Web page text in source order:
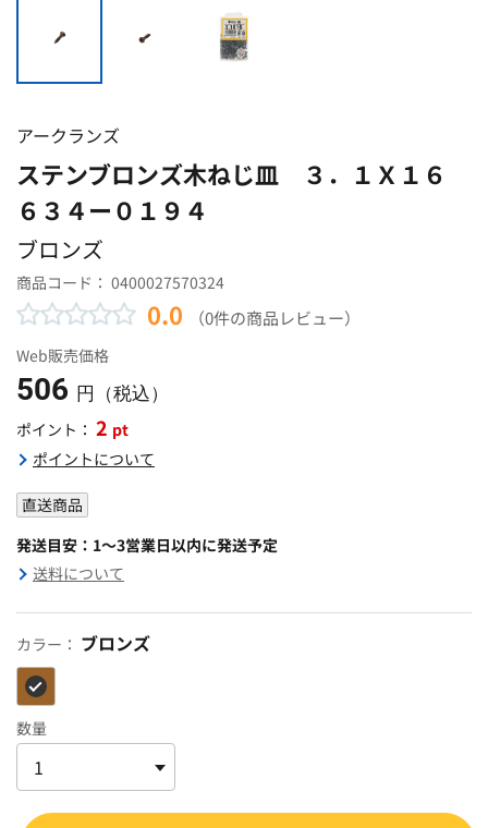
アークランズ
ステンブロンズ木ねじ皿 ３．１Ｘ１６
６３４ー０１９４
ブロンズ
商品コード： 0400027570324
0.0 （0件の商品レビュー）
Web販売価格
506 円（税込）
ポイント： 2 pt
ポイントについて
直送商品
発送目安：1～3営業日以内に発送予定
送料について
カラー： ブロンズ
数量